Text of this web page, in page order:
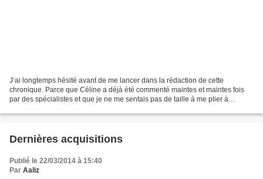
J’ai longtemps hésité avant de me lancer dans la rédaction de cette
chronique. Parce que Céline a déjà été commenté maintes et maintes fois
par des spécialistes et que je ne me sentais pas de taille à me plier à
Dernières acquisitions
Publié le 22/03/2014 à 15:40
Par Aaliz